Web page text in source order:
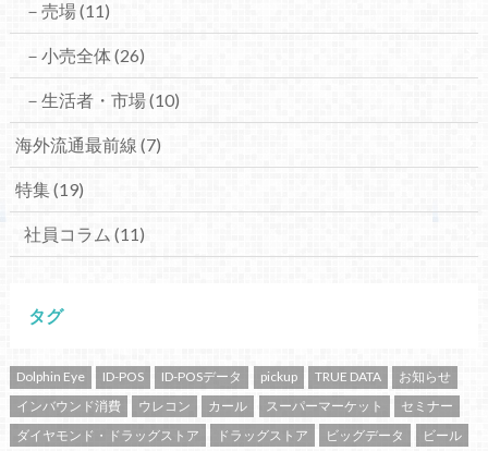
－売場(11)
－小売全体 (26)
－生活者・市場(10)
海外流通最前線 (7)
特集(19)
社員コラム (11)
タグ
Dolphin Eye ID-POS ID-POSデータ pickup TRUE DATA
お知らせ
インバウンド消費
ウレコン カール スーパーマーケット
セミナー
ダイヤモンド・ドラッグストア
ドラッグストア ビッグデータ ビール